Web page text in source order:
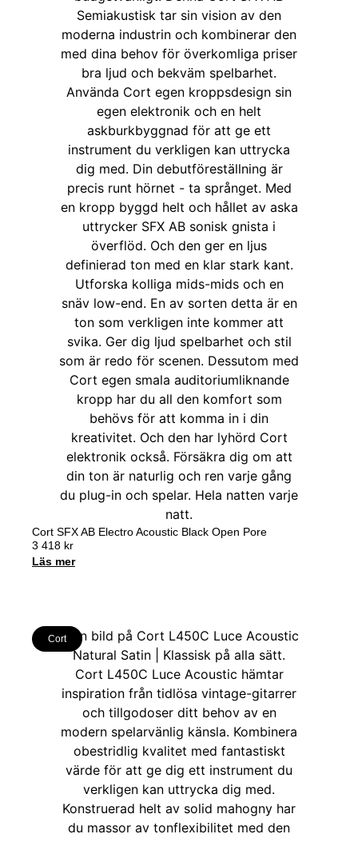
Cort SFX AB Electro Acoustic Black Open Pore
3 418 kr
Läs mer
Cort